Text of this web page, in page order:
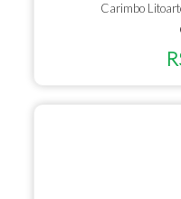
Carimbo